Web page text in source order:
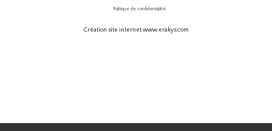
Politique de confidentialité
Création site internet www.erakys.com